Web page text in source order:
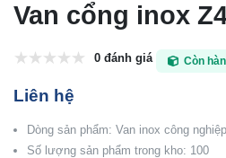
Van cổng inox
0 đánh giá Còn
Liên hệ
Dòng sản phẩm: Van inox công
Số lượng sản phẩm trong kho: 100